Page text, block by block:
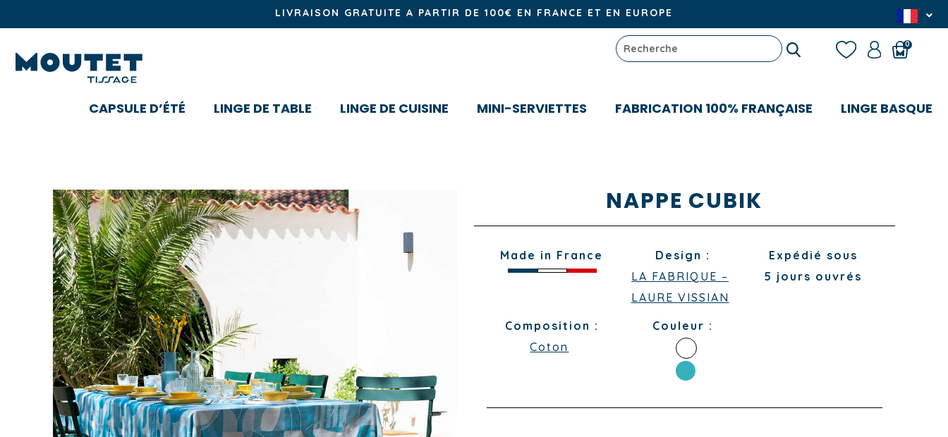
LIVRAISON GRATUITE A PARTIR DE 100€ EN FRANCE ET EN EUROPE
0
CAPSULE D’ÉTÉ LINGE DE TABLE LINGE DE CUISINE MINI-SERVIETTES FABRICATION 100% FRANÇAISE LINGE BASQUE
NAPPE CUBIK
Made in France
Design :
LA FABRIQUE –
LAURE VISSIAN
Expédié sous
5 jours ouvrés
Composition :
Coton
Couleur :